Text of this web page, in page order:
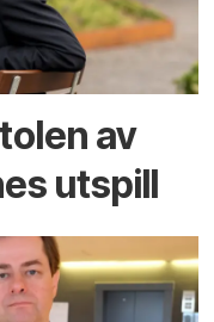
av
utspill